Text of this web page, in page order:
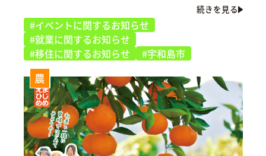
続きを見る
#イベントに関するお知らせ
#就業に関するお知らせ
#移住に関するお知らせ
#宇和島市
農